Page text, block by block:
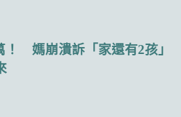
！ 媽崩潰訴「家還有2孩」